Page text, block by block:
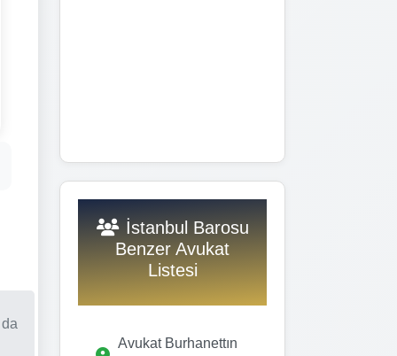
İstanbul Barosu
Benzer Avukat
Listesi
Avukat Burhanettın